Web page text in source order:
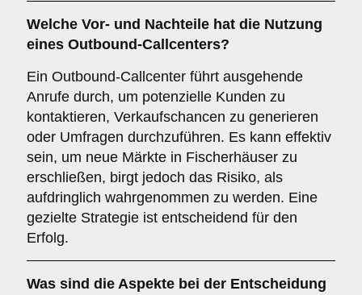
Welche Vor- und Nachteile hat die Nutzung
eines Outbound-Callcenters?
Ein Outbound-Callcenter führt ausgehende
Anrufe durch, um potenzielle Kunden zu
kontaktieren, Verkaufschancen zu generieren
oder Umfragen durchzuführen. Es kann effektiv
sein, um neue Märkte in Fischerhäuser zu
erschließen, birgt jedoch das Risiko, als
aufdringlich wahrgenommen zu werden. Eine
gezielte Strategie ist entscheidend für den
Erfolg.
Was sind die Aspekte bei der Entscheidung